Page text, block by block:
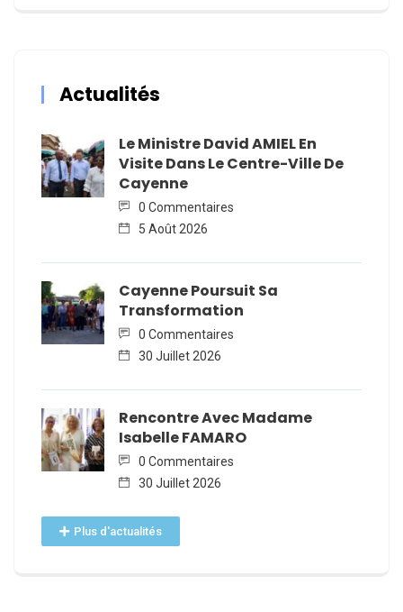
Actualités
Le Ministre David AMIEL En
Visite Dans Le Centre-Ville De
Cayenne
0 Commentaires
5 Août 2026
Cayenne Poursuit Sa
Transformation
0 Commentaires
30 Juillet 2026
Rencontre Avec Madame
Isabelle FAMARO
0 Commentaires
30 Juillet 2026
Plus d'actualités